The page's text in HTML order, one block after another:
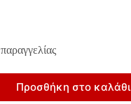
Προσθήκη στο καλάθι